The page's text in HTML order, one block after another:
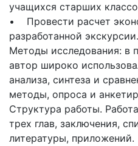
учащихся старших
• Провести расчет
разработанной экскурсии.
Методы исследования: в
автор широко
анализа, синтеза и
методы, опроса и
Структура работы.
трех глав, заключения,
литературы, приложений.